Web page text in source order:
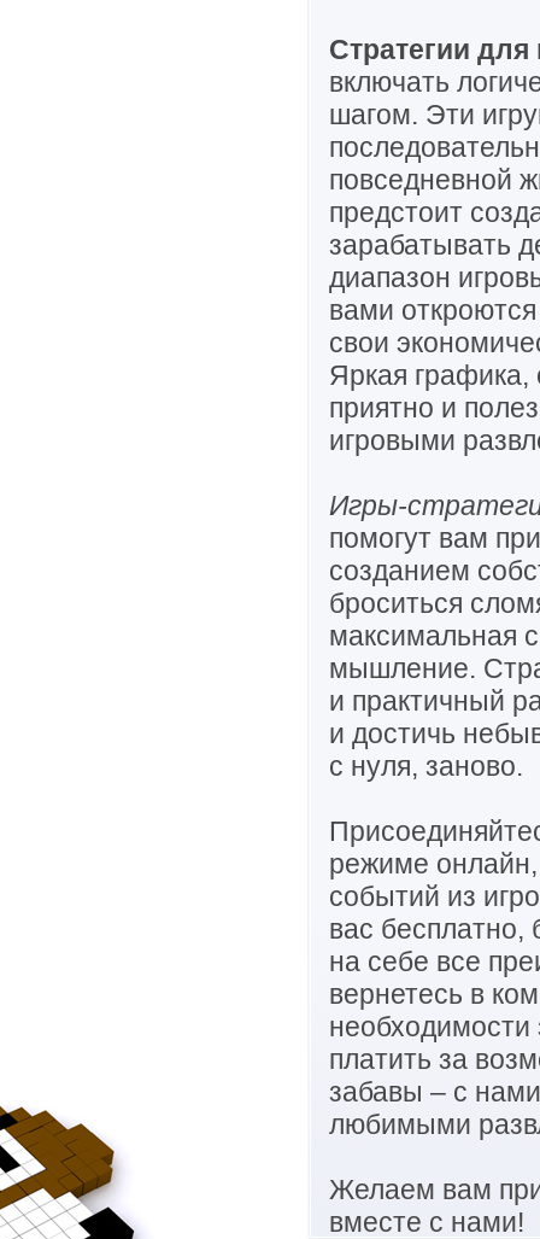
Стратегии
включать
шагом. Эти
повседневной
предстоит
зарабатывать
диапазон
вами
свои
Яркая графика,
приятно и
игровыми
Игры-
помогут вам
созданием
броситься
максимальная
мышление.
и практичный
и достичь
с нуля, заново.
режиме
событий из
вас бесплатно,
на себе все
вернетесь в
необходимости
платить за
забавы – с
любимыми
Желаем вам
вместе с нами!